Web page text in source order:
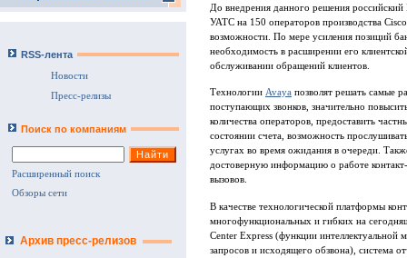
RSS-лента
Новости
Пресс-релизы
Поиск по компаниям
Расширенный поиск
Обзоры сети
Архив пресс-релизов
До внедрения данного решения российский
УАТС на 150 операторов производства
возможности. По мере усиления позиций
необходимость в расширении его
обслуживании обращений клиентов.
Технологии Avaya позволят решать самые
поступающих звонков, значительно
количества операторов, предоставить
состоянии счета, возможность
услугах во время ожидания в очереди.
достоверную информацию о работе
вызовов.
В качестве технологической платформы
многофункциональных и гибких на
Center Express (функции интеллектуальной
запросов и исходящего обзвона), система